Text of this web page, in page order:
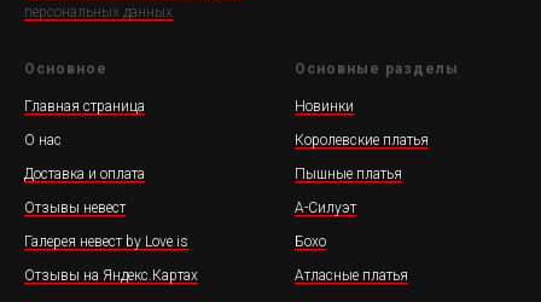
персональных данных
Основное
Главная страница
О нас
Доставка и оплата
Отзывы невест
Галерея невест by Love is
Отзывы на Яндекс.Картах
Основные разделы
Новинки
Королевские платья
Пышные платья
А-Силуэт
Бохо
Атласные платья